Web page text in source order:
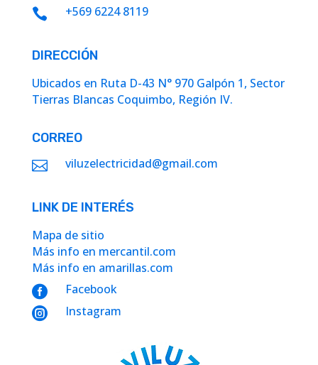

+569 6224 8119
DIRECCIÓN
Ubicados en Ruta D-43 N° 970 Galpón 1, Sector
Tierras Blancas Coquimbo, Región IV.
CORREO

viluzelectricidad@gmail.com
LINK DE INTERÉS
Mapa de sitio
Más info en mercantil.com
Más info en amarillas.com

Facebook

Instagram